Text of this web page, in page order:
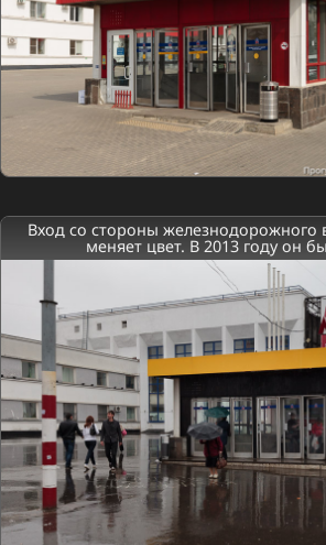
Вход со стороны железнодорожного
меняет цвет. В 2013 году он